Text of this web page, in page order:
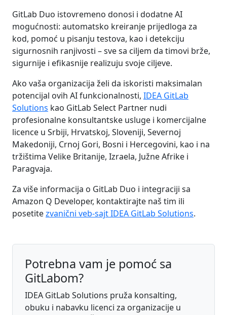
GitLab Duo istovremeno donosi i dodatne AI
mogućnosti: automatsko kreiranje prijedloga za
kod, pomoć u pisanju testova, kao i detekciju
sigurnosnih ranjivosti – sve sa ciljem da timovi brže,
sigurnije i efikasnije realizuju svoje ciljeve.
Ako vaša organizacija želi da iskoristi maksimalan
potencijal ovih AI funkcionalnosti, IDEA GitLab
Solutions kao GitLab Select Partner nudi
profesionalne konsultantske usluge i komercijalne
licence u Srbiji, Hrvatskoj, Sloveniji, Severnoj
Makedoniji, Crnoj Gori, Bosni i Hercegovini, kao i na
tržištima Velike Britanije, Izraela, Južne Afrike i
Paragvaja.
Za više informacija o GitLab Duo i integraciji sa
Amazon Q Developer, kontaktirajte naš tim ili
posetitezvanični veb-sajt IDEA GitLab Solutions.
Potrebna vam je pomoć sa
GitLabom?
IDEA GitLab Solutions pruža konsalting,
obuku i nabavku licenci za organizacije u